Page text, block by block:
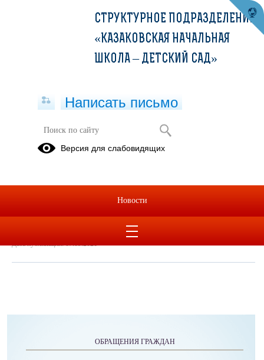
Методические условия
Дата создания: 07.09.2021
ОБРАЩЕНИЯ ГРАЖДАН
СТРУКТУРНОЕ ПОДРАЗДЕЛЕНИЕ
«КАЗАКОВСКАЯ НАЧАЛЬНАЯ
ШКОЛА – ДЕТСКИЙ САД»
Написать письмо
Версия для слабовидящих
Новости